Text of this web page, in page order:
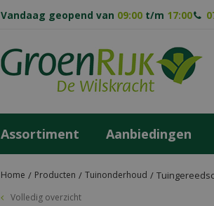
Home Producten Tuinonderhoud
Vandaag geopend van 09:00 t/m 17:00
Assortiment Aanbiedingen
Volledig overzicht